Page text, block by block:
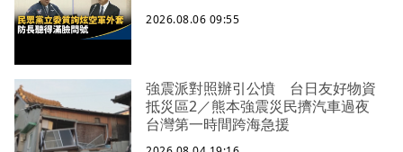
2026.08.06 09:55
強震派對照辦引公憤 台日友好物資
抵災區2／熊本強震災民擠汽車過夜
台灣第一時間跨海急援